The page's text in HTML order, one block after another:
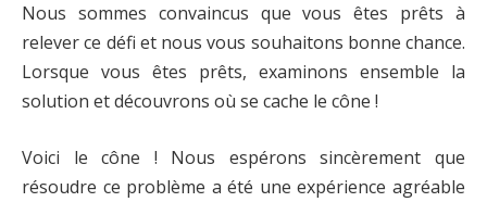
Nous sommes convaincus que vous êtes prêts à
relever ce défi et nous vous souhaitons bonne chance.
Lorsque vous êtes prêts, examinons ensemble la
solution et découvrons où se cache le cône !
Voici le cône ! Nous espérons sincèrement que
résoudre ce problème a été une expérience agréable